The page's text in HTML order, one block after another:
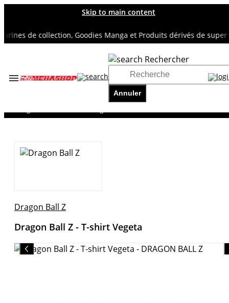
Skip to main content
de collection, Goodies Manga et Produits dérivés de super
Rechercher
Annuler
Accueil
Dragon Ball Z
Dragon Ball Z - T-shirt Vegeta